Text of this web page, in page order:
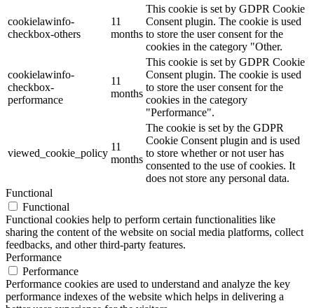
cookielawinfo-
checkbox-others
11
months
This cookie is set by GDPR Cookie
Consent plugin. The cookie is used
to store the user consent for the
cookies in the category "Other.
cookielawinfo-
checkbox-
performance
11
months
This cookie is set by GDPR Cookie
Consent plugin. The cookie is used
to store the user consent for the
cookies in the category
"Performance".
viewed_cookie_policy
11
months
The cookie is set by the GDPR
Cookie Consent plugin and is used
to store whether or not user has
consented to the use of cookies. It
does not store any personal data.
Functional
Functional
Functional cookies help to perform certain functionalities like
sharing the content of the website on social media platforms, collect
feedbacks, and other third-party features.
Performance
Performance
Performance cookies are used to understand and analyze the key
performance indexes of the website which helps in delivering a